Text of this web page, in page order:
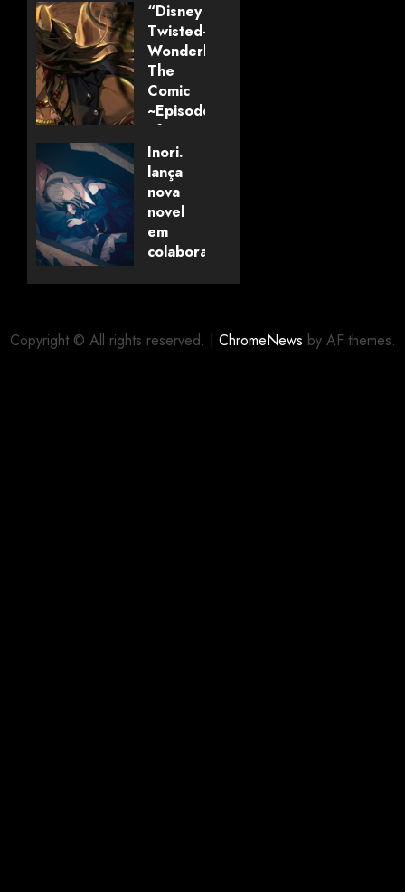
“Disney
Twisted-
Wonderland:
The
Comic
~Episode
of
Savanaclaw~”
anunciado
pela
Universo
dos
Livros
Inori.
lança
nova
novel
em
colaboração
Copyright © All rights reserved. | ChromeNews by AF themes.